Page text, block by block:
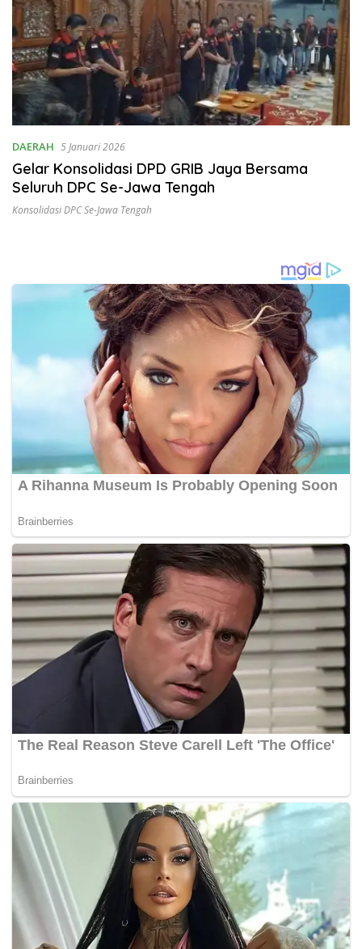
DAERAH 5 Januari 2026
Gelar Konsolidasi DPD GRIB Jaya Bersama
Seluruh DPC Se-Jawa Tengah
Konsolidasi DPC Se-Jawa Tengah